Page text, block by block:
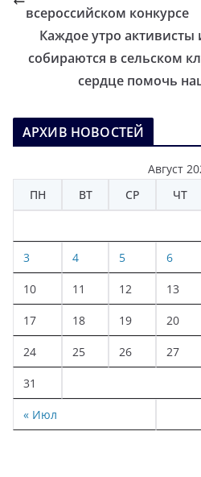
всероссийском конкурсе
Каждое утро активисты
собираются в сельском
сердце помочь
АРХИВ НОВОСТЕЙ
Август
ПН
ВТ СР ЧТ
« Июл
3 4 5 6
10 11 12 13
17 18 19 20
24 25 26 27
31